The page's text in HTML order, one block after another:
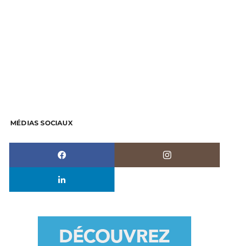
MÉDIAS SOCIAUX